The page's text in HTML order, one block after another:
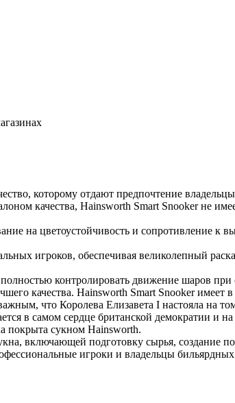
которому отдают предпочтение
качества, Hainsworth Smart Snooker не
на цветоустойчивость и сопротивление к
игроков, обеспечивая великолепный
контролировать движение шаров
качества. Hainsworth Smart Snooker имеет
что Королева Елизавета I настояла на
в самом сердце британской демократии и
покрыта сукном Hainsworth.
включающей подготовку сырья, создание
игроки и владельцы